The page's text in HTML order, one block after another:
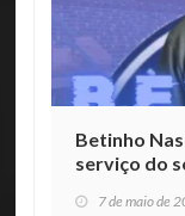
Betinho
serviço do
7 de maio de